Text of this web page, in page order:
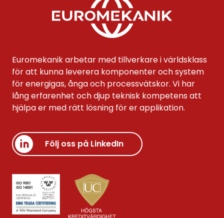
Euromekanik arbetar med tillverkare i världsklass
för att kunna leverera komponenter och system
för energigas, ånga och processvätskor. Vi har
lång erfarenhet och djup teknisk kompetens att
hjälpa er med rätt lösning för er applikation.
Följ oss på LinkedIn